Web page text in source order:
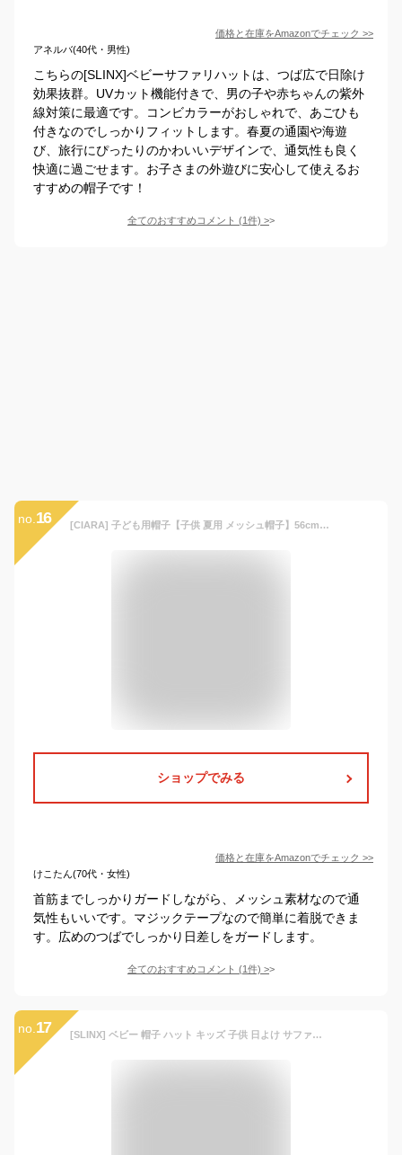
価格と在庫をAmazonでチェック >>
アネルバ(40代・男性)
こちらの[SLINX]ベビーサファリハットは、つば広で日除け
効果抜群。UVカット機能付きで、男の子や赤ちゃんの紫外
線対策に最適です。コンビカラーがおしゃれで、あごひも
付きなのでしっかりフィットします。春夏の通園や海遊
び、旅行にぴったりのかわいいデザインで、通気性も良く
快適に過ごせます。お子さまの外遊びに安心して使えるお
すすめの帽子です！
全てのおすすめコメント (1件) >
no. 16 [CIARA] 子ども用帽子【子供 夏用 メッシュ帽子】56cm 58cm夏《UVカット UPF50＋ あご紐付き 水洗いOK》紫外線対策 紫外線カット 熱中症対策 首ガード メッシュ 男の子 女の子【XL ベージュ 日除け付】
ショップでみる
価格と在庫をAmazonでチェック >>
けこたん(70代・女性)
首筋までしっかりガードしながら、メッシュ素材なので通
気性もいいです。マジックテープなので簡単に着脱できま
す。広めのつばでしっかり日差しをガードします。
全てのおすすめコメント (1件) >
no. 17 [SLINX] ベビー 帽子 ハット キッズ 子供 日よけ サファリハット つば広 日除け帽子 男の子 赤ちゃん UVカット おしゃれ コンビカラー あごひも 紫外線対策 フラップキャップ帽子 かわいい 春夏 通園/通学/海遊び/旅行 XM19 (JP, 数字サイズ, 54.0 cm, オレンジCB)